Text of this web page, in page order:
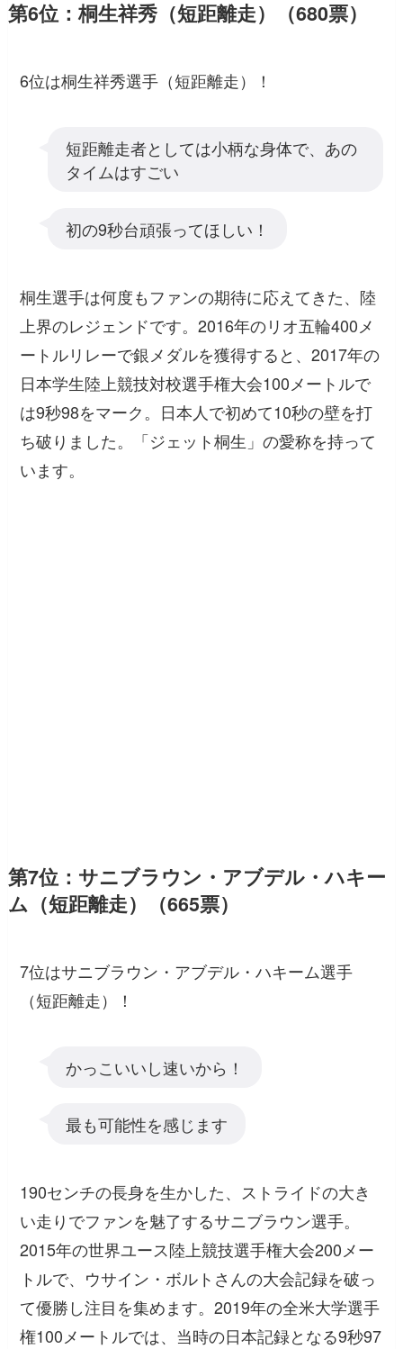
第6位：桐生祥秀（短距離走）（680票）
6位は桐生祥秀選手（短距離走）！
短距離走者としては小柄な身体で、あの
タイムはすごい
初の9秒台頑張ってほしい！
桐生選手は何度もファンの期待に応えてきた、陸
上界のレジェンドです。2016年のリオ五輪400メ
ートルリレーで銀メダルを獲得すると、2017年の
日本学生陸上競技対校選手権大会100メートルで
は9秒98をマーク。日本人で初めて10秒の壁を打
ち破りました。「ジェット桐生」の愛称を持って
います。
第7位：サニブラウン・アブデル・ハキー
ム（短距離走）（665票）
7位はサニブラウン・アブデル・ハキーム選手
（短距離走）！
かっこいいし速いから！
最も可能性を感じます
190センチの長身を生かした、ストライドの大き
い走りでファンを魅了するサニブラウン選手。
2015年の世界ユース陸上競技選手権大会200メー
トルで、ウサイン・ボルトさんの大会記録を破っ
て優勝し注目を集めます。2019年の全米大学選手
権100メートルでは、当時の日本記録となる9秒97